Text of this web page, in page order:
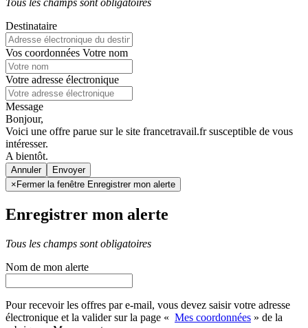
Tous les champs sont obligatoires
Destinataire
Vos coordonnées Votre nom
Votre adresse électronique
Message
Bonjour,
Voici une offre parue sur le site francetravail.fr susceptible de vous
intéresser.
A bientôt.
Annuler
× Fermer la fenêtre Enregistrer mon alerte
Enregistrer mon alerte
Tous les champs sont obligatoires
Nom de mon alerte
Pour recevoir les offres par e-mail, vous devez saisir votre adresse
électronique et la valider sur la page « Mes coordonnées » de la